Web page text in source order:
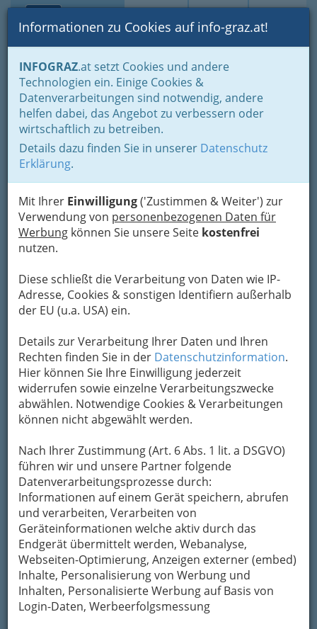
Suche Login Toggle
Informationen zu Cookies auf info-graz.at!
INFOGRAZ.at setzt Cookies und andere
Technologien ein. Einige Cookies &
Datenverarbeitungen sind notwendig, andere
helfen dabei, das Angebot zu verbessern oder
wirtschaftlich zu betreiben.
Details dazu finden Sie in unserer Datenschutz
Erklärung.
Mit Ihrer Einwilligung('Zustimmen & Weiter') zur
Verwendung von personenbezogenen Daten für
Werbung können Sie unsere Seite kostenfrei
nutzen.
Diese schließt die Verarbeitung von Daten wie IP-
Adresse, Cookies & sonstigen Identifiern außerhalb
der EU (u.a. USA) ein.
Details zur Verarbeitung Ihrer Daten und Ihren
Rechten finden Sie in der Datenschutzinformation.
Hier können Sie Ihre Einwilligung jederzeit
widerrufen sowie einzelne Verarbeitungszwecke
abwählen. Notwendige Cookies & Verarbeitungen
können nicht abgewählt werden.
Nach Ihrer Zustimmung (Art. 6 Abs. 1 lit. a DSGVO)
führen wir und unsere Partner folgende
Datenverarbeitungsprozesse durch:
Informationen auf einem Gerät speichern, abrufen
und verarbeiten, Verarbeiten von
Geräteinformationen welche aktiv durch das
Endgerät übermittelt werden, Webanalyse,
Webseiten-Optimierung, Anzeigen externer (embed)
Inhalte, Personalisierung von Werbung und
Inhalten, Personalisierte Werbung auf Basis von
Login-Daten, Werbeerfolgsmessung
Home Branchen
Einkaufen & Schenken - der Handel
Der Handel nach WKO-Gliederung
Außenhandel - Export und Import
Holzexporthandel
Holzexporthandel
Navigation
Exporthandel
Holzexporthandel
Importhandel
Tipps